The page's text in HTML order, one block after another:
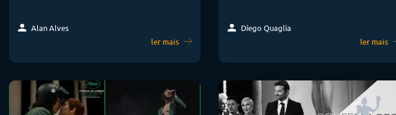
Alan Alves
ler mais
Diego Quaglia
ler mais